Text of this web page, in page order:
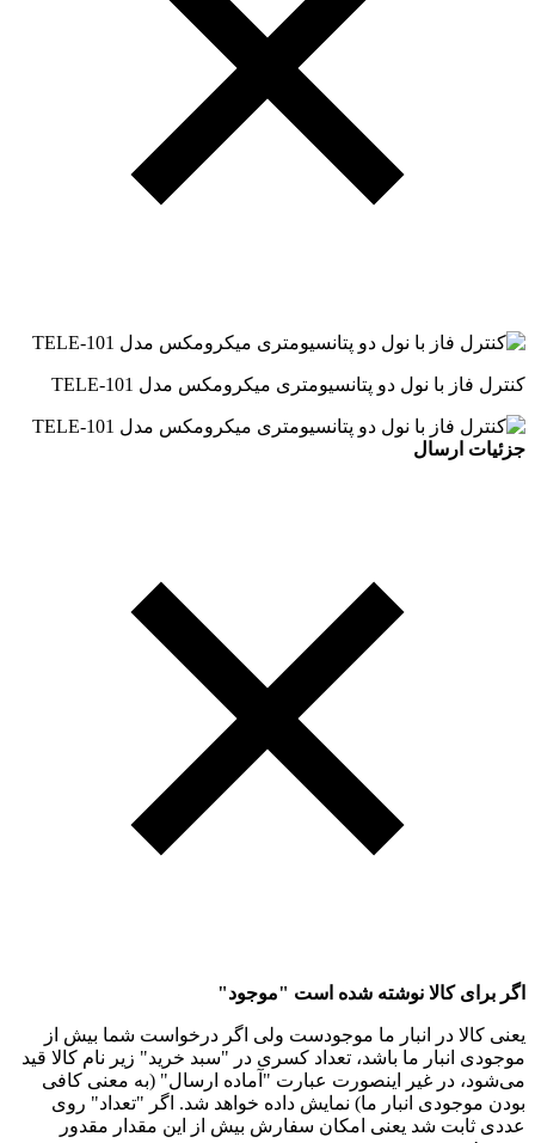
کنترل فاز با نول دو پتانسیومتری میکرومکس مدل TELE-101
جزئیات ارسال
اگر برای کالا نوشته شده است "موجود"
یعنی کالا در انبار ما موجودست ولی اگر درخواست شما بیش از
موجودی انبار ما باشد، تعداد کسری در "سبد خرید" زیر نام کالا قید
می‌شود، در غیر اینصورت عبارت "آماده ارسال" (به معنی کافی
بودن موجودی انبار ما) نمایش داده خواهد شد. اگر "تعداد" روی
عددی ثابت شد یعنی امکان سفارش بیش از این مقدار مقدور